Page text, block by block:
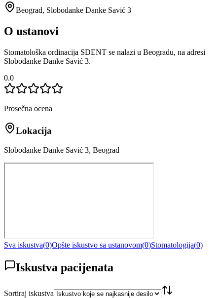
Beograd, Slobodanke Danke Savić 3
O ustanovi
Stomatološka ordinacija SDENT se nalazi u Beogradu, na adresi
Slobodanke Danke Savić 3.
0.0
Prosečna ocena
Lokacija
Slobodanke Danke Savić 3, Beograd
Sva iskustva(0)Opšte iskustvo sa ustanovom(0)Stomatologija(0)
Iskustva pacijenata
Sortiraj iskustva